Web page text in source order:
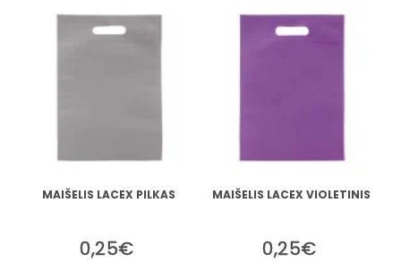
MAIŠELIS LACEX PILKAS
0,25€
MAIŠELIS LACEX VIOLETINIS
0,25€